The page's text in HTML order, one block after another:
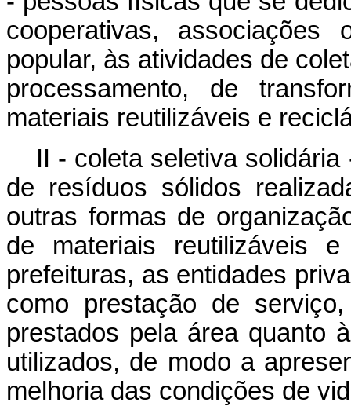
cooperativas,
popular, às atividades de
processamento, de
materiais reutilizáveis e
II - coleta seletiva solidária
de resíduos sólidos
outras formas de
de materiais reutilizáveis
prefeituras, as entidades
como prestação de
prestados pela área quanto
utilizados, de modo a
melhoria das condições de